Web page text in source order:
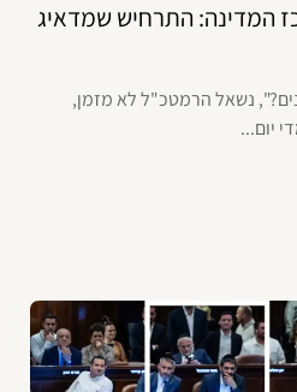
המדינה: התרחיש שמדאיג
נשאל הרמטכ"ל לא מזמן,
יום...